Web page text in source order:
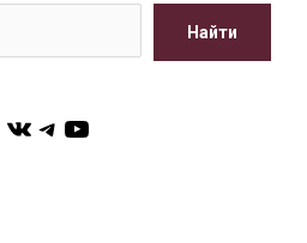
Найти
VKTelegram
YouTube